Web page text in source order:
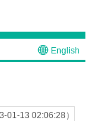
English
01-13 02:06:28）